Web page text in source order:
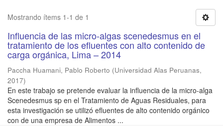
Mostrando ítems 1-1 de 1
Influencia de las micro-algas scenedesmus en el
tratamiento de los efluentes con alto contenido de
carga orgánica, Lima – 2014
Paccha Huamani, Pablo Roberto (Universidad Alas Peruanas,
2017)
En este trabajo se pretende evaluar la influencia de la micro-alga
Scenedesmus sp en el Tratamiento de Aguas Residuales, para
esta investigación se utilizó efluentes de alto contenido orgánico
con de una empresa de Alimentos ...